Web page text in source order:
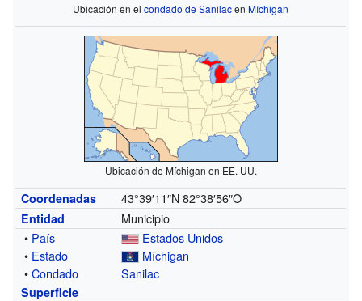
Ubicación en elcondado de SanilacenMíchigan
Ubicación de Míchigan en EE. UU.
Coordenadas 43°39′11″N 82°38′56″O
Entidad
Municipio
• País
Estados Unidos
• Estado
Míchigan
•Condado Sanilac
Superficie